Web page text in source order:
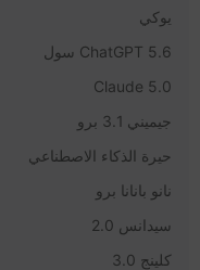
يوكي
ChatGPT 5.6 سول
Claude 5.0
جيميني 3.1 برو
حيرة الذكاء الاصطناعي
نانو بانانا برو
سيدانس 2.0
كلينج 3.0